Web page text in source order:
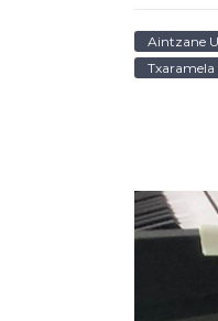
Aintzane
Txaramela